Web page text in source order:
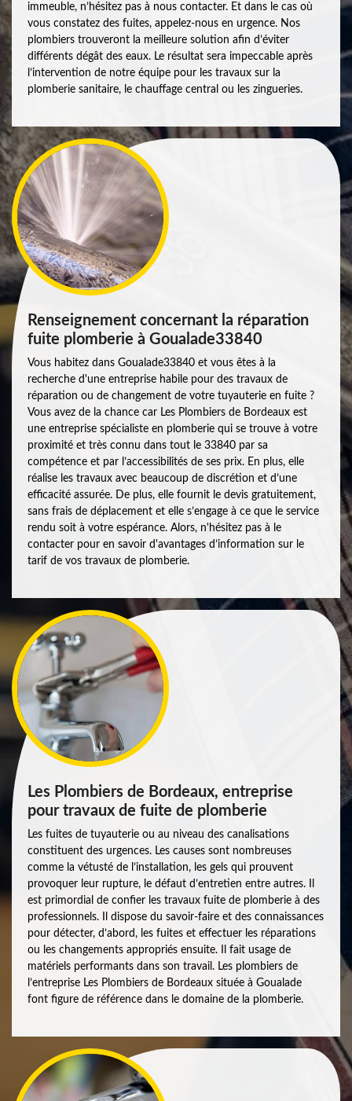
immeuble, n’hésitez pas à nous contacter. Et dans le cas où
vous constatez des fuites, appelez-nous en urgence. Nos
plombiers trouveront la meilleure solution afin d’éviter
différents dégât des eaux. Le résultat sera impeccable après
l’intervention de notre équipe pour les travaux sur la
plomberie sanitaire, le chauffage central ou les zingueries.
Renseignement concernant la réparation
fuite plomberie à Goualade33840
Vous habitez dans Goualade33840 et vous êtes à la
recherche d'une entreprise habile pour des travaux de
réparation ou de changement de votre tuyauterie en fuite ?
Vous avez de la chance car Les Plombiers de Bordeaux est
une entreprise spécialiste en plomberie qui se trouve à votre
proximité et très connu dans tout le 33840 par sa
compétence et par l’accessibilités de ses prix. En plus, elle
réalise les travaux avec beaucoup de discrétion et d’une
efficacité assurée. De plus, elle fournit le devis gratuitement,
sans frais de déplacement et elle s’engage à ce que le service
rendu soit à votre espérance. Alors, n'hésitez pas à le
contacter pour en savoir d'avantages d’information sur le
tarif de vos travaux de plomberie.
Les Plombiers de Bordeaux, entreprise
pour travaux de fuite de plomberie
Les fuites de tuyauterie ou au niveau des canalisations
constituent des urgences. Les causes sont nombreuses
comme la vétusté de l’installation, les gels qui prouvent
provoquer leur rupture, le défaut d’entretien entre autres. Il
est primordial de confier les travaux fuite de plomberie à des
professionnels. Il dispose du savoir-faire et des connaissances
pour détecter, d’abord, les fuites et effectuer les réparations
ou les changements appropriés ensuite. Il fait usage de
matériels performants dans son travail. Les plombiers de
l’entreprise Les Plombiers de Bordeaux située à Goualade
font figure de référence dans le domaine de la plomberie.